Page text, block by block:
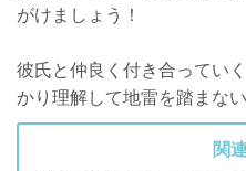
がけましょう！
彼氏と仲良く付き合ってい
かり理解して地雷を踏まな
関